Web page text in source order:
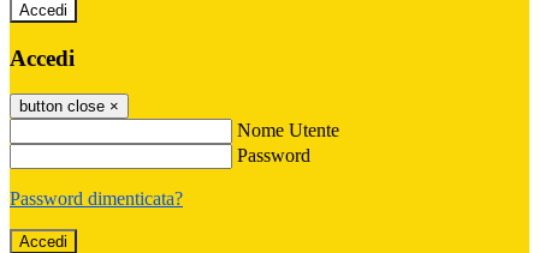
Accedi
Accedi
button close ×
Nome Utente
Password
Password dimenticata?